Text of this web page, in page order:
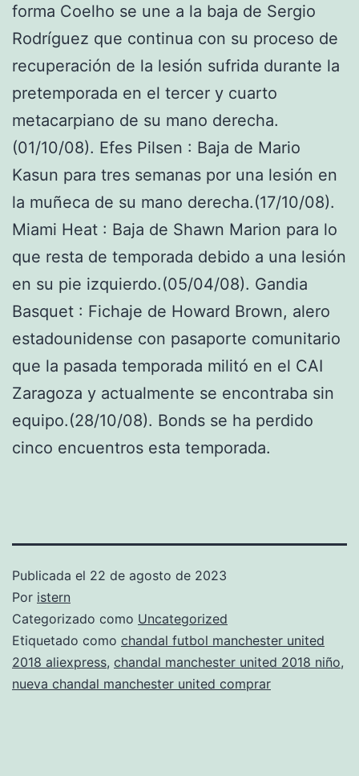
forma Coelho se une a la baja de Sergio
Rodríguez que continua con su proceso de
recuperación de la lesión sufrida durante la
pretemporada en el tercer y cuarto
metacarpiano de su mano derecha.
(01/10/08). Efes Pilsen : Baja de Mario
Kasun para tres semanas por una lesión en
la muñeca de su mano derecha.(17/10/08).
Miami Heat : Baja de Shawn Marion para lo
que resta de temporada debido a una lesión
en su pie izquierdo.(05/04/08). Gandia
Basquet : Fichaje de Howard Brown, alero
estadounidense con pasaporte comunitario
que la pasada temporada militó en el CAI
Zaragoza y actualmente se encontraba sin
equipo.(28/10/08). Bonds se ha perdido
cinco encuentros esta temporada.
Publicada el 22 de agosto de 2023
Por istern
Categorizado como Uncategorized
Etiquetado como chandal futbol manchester united
2018 aliexpress, chandal manchester united 2018 niño,
nueva chandal manchester united comprar